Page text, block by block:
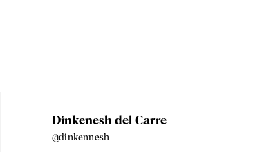
Dinkenesh del Carre
@dinkennesh